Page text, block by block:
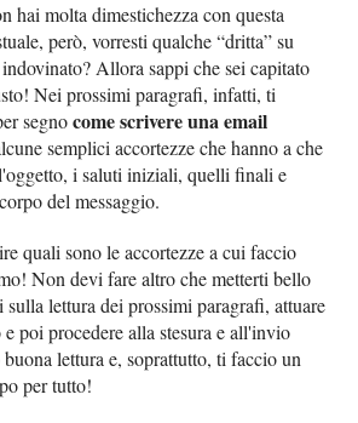
hai molta dimestichezza con questa
però, vorresti qualche “dritta” su
Allora sappi che sei capitato
Nei prossimi paragrafi, infatti, ti
segnocome scrivere una email
semplici accortezze che hanno a che
i saluti iniziali, quelli finali e
del messaggio.
quali sono le accortezze a cui faccio
Non devi fare altro che metterti bello
lettura dei prossimi paragrafi, attuare
poi procedere alla stesura e all'invio
lettura e, soprattutto, ti faccio un
per tutto!